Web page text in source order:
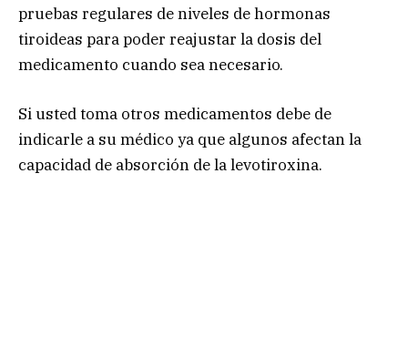
pruebas regulares de niveles de hormonas
tiroideas para poder reajustar la dosis del
medicamento cuando sea necesario.
Si usted toma otros medicamentos debe de
indicarle a su médico ya que algunos afectan la
capacidad de absorción de la levotiroxina.